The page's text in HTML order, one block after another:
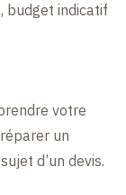
budget indicatif
votre
un
d’un devis.